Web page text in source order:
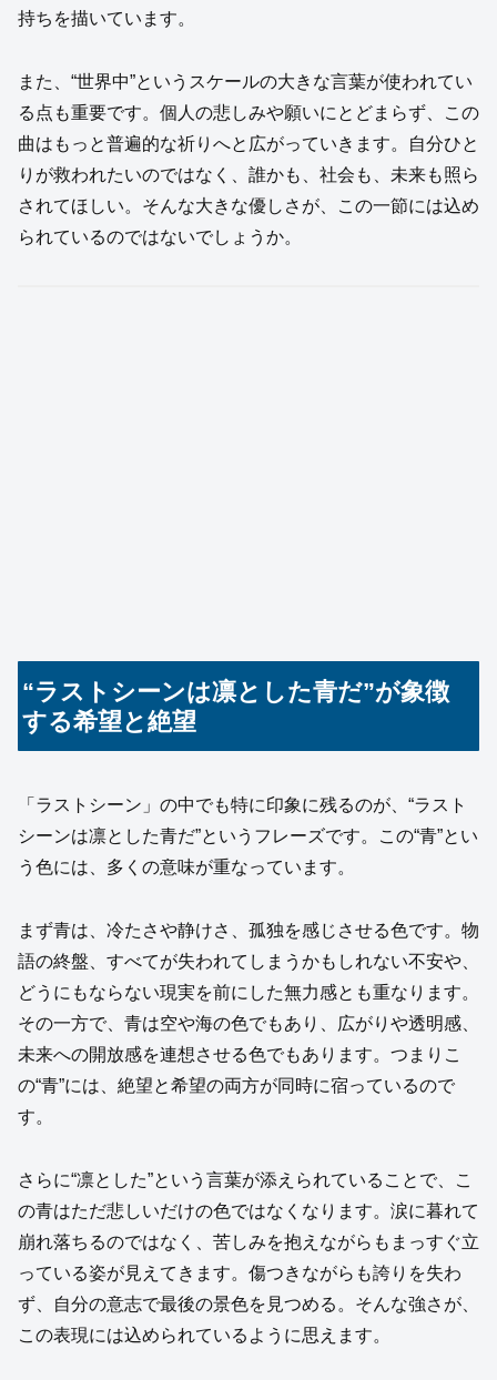
持ちを描いています。
また、“世界中”というスケールの大きな言葉が使われてい
る点も重要です。個人の悲しみや願いにとどまらず、この
曲はもっと普遍的な祈りへと広がっていきます。自分ひと
りが救われたいのではなく、誰かも、社会も、未来も照ら
されてほしい。そんな大きな優しさが、この一節には込め
られているのではないでしょうか。
“ラストシーンは凛とした青だ”が象徴
する希望と絶望
「ラストシーン」の中でも特に印象に残るのが、“ラスト
シーンは凛とした青だ”というフレーズです。この“青”とい
う色には、多くの意味が重なっています。
まず青は、冷たさや静けさ、孤独を感じさせる色です。物
語の終盤、すべてが失われてしまうかもしれない不安や、
どうにもならない現実を前にした無力感とも重なります。
その一方で、青は空や海の色でもあり、広がりや透明感、
未来への開放感を連想させる色でもあります。つまりこ
の“青”には、絶望と希望の両方が同時に宿っているので
す。
さらに“凛とした”という言葉が添えられていることで、こ
の青はただ悲しいだけの色ではなくなります。涙に暮れて
崩れ落ちるのではなく、苦しみを抱えながらもまっすぐ立
っている姿が見えてきます。傷つきながらも誇りを失わ
ず、自分の意志で最後の景色を見つめる。そんな強さが、
この表現には込められているように思えます。